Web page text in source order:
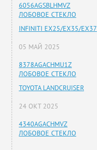
6056AGSBLHMVZ
ЛОБОВОЕ СТЕКЛО
INFINITI EX25/EX35/EX37
05 МАЙ 2025
8378AGACHMU1Z
ЛОБОВОЕ СТЕКЛО
TOYOTA LANDCRUISER
24 ОКТ 2025
4340AGACHMVZ
ЛОБОВОЕ СТЕКЛО